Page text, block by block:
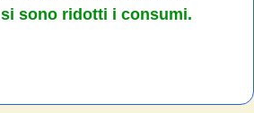
si sono ridotti i consumi.